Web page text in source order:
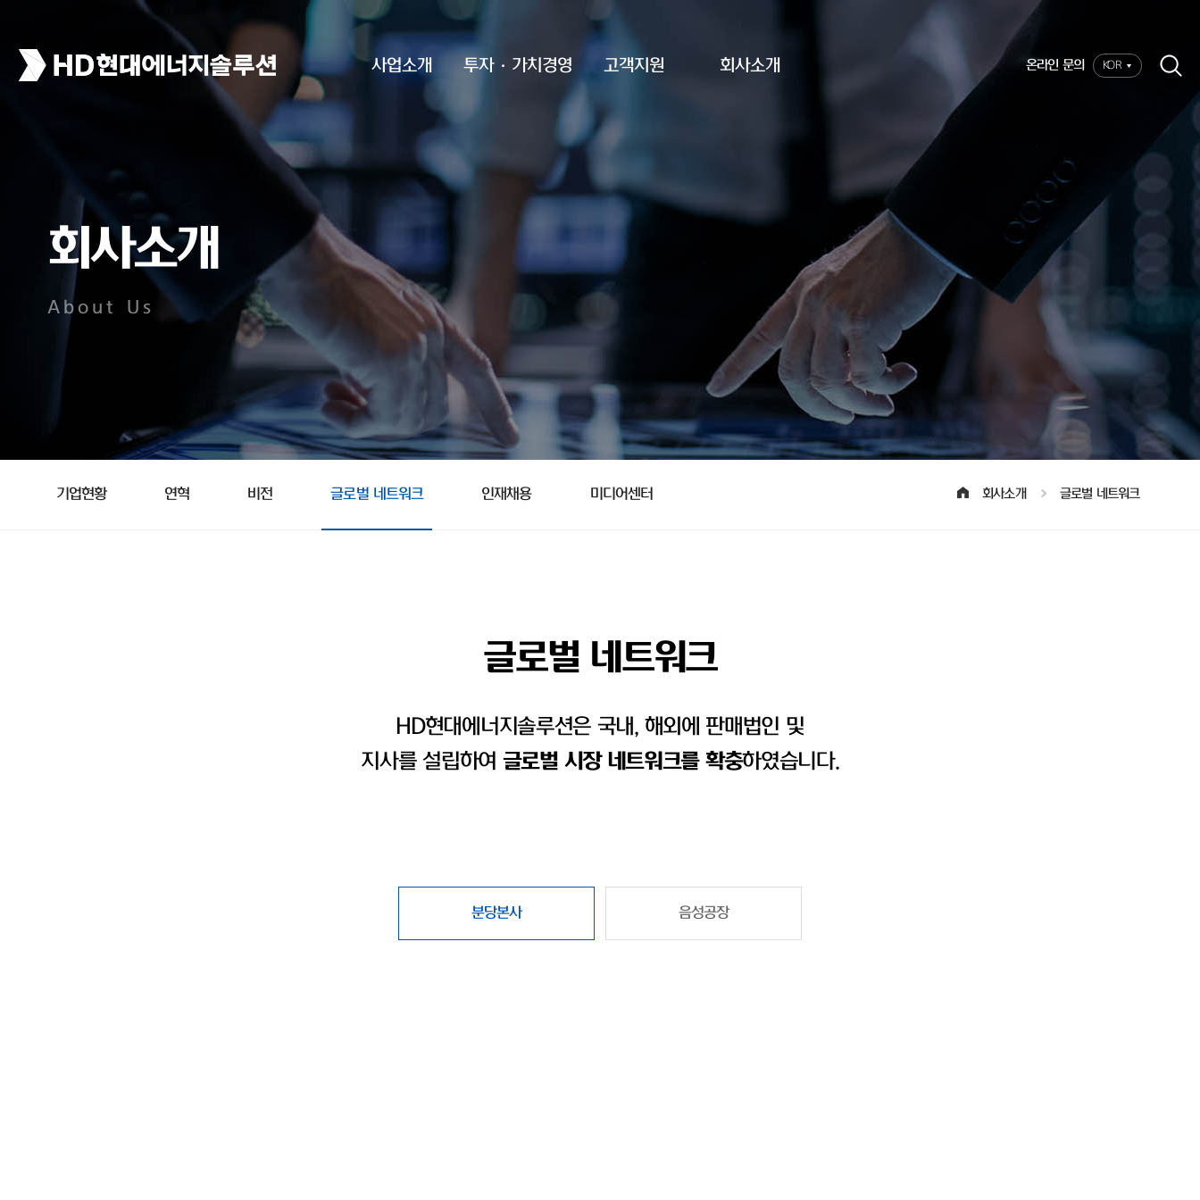
사업소개 투자·가치경영 고객지원 회사소개 온라인 문의 KOR
회사소개
About Us
기업현황 연혁 비전 글로벌 네트워크 인재채용 미디어센터 회사소개 글로벌 네트워크
글로벌 네트워크
HD현대에너지솔루션은 국내, 해외에 판매법인 및
지사를 설립하여 글로벌 시장 네트워크를 확충하였습니다.
분당본사 음성공장